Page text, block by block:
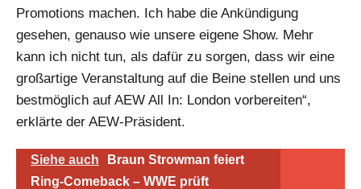
Promotions machen. Ich habe die Ankündigung
gesehen, genauso wie unsere eigene Show. Mehr
kann ich nicht tun, als dafür zu sorgen, dass wir eine
großartige Veranstaltung auf die Beine stellen und uns
bestmöglich auf AEW All In: London vorbereiten“,
erklärte der AEW-Präsident.
Siehe auch
Braun Strowman feiert
Ring-Comeback – WWE prüft